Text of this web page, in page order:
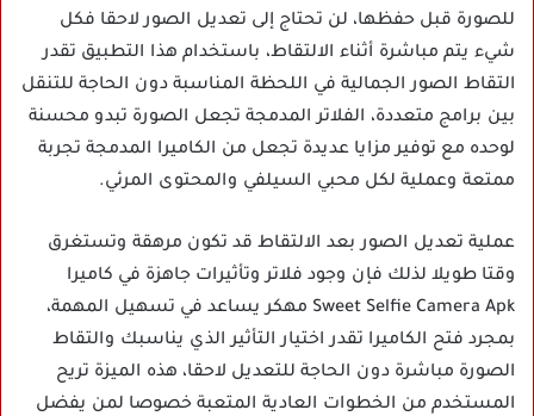
للصورة قبل حفظها، لن تحتاج إلى تعديل الصور لاحقا فكل
شيء يتم مباشرة أثناء الالتقاط، باستخدام هذا التطبيق تقدر
التقاط الصور الجمالية في اللحظة المناسبة دون الحاجة للتنقل
بين برامج متعددة، الفلاتر المدمجة تجعل الصورة تبدو محسنة
لوحده مع توفير مزايا عديدة تجعل من الكاميرا المدمجة تجربة
ممتعة وعملية لكل محبي السيلفي والمحتوى المرئي.
عملية تعديل الصور بعد الالتقاط قد تكون مرهقة وتستغرق
وقتا طويلا لذلك فإن وجود فلاتر وتأثيرات جاهزة في كاميرا
Sweet Selfie Camera Apk مهكر يساعد في تسهيل المهمة،
بمجرد فتح الكاميرا تقدر اختيار التأثير الذي يناسبك والتقاط
الصورة مباشرة دون الحاجة للتعديل لاحقا، هذه الميزة تريح
المستخدم من الخطوات العادية المتعبة خصوصا لمن يفضل